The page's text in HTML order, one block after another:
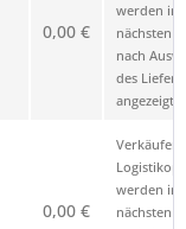
0,00 €
werden im
nächsten
nach
des
angezeigt.
0,00 €
Verkäufer
werden im
nächsten